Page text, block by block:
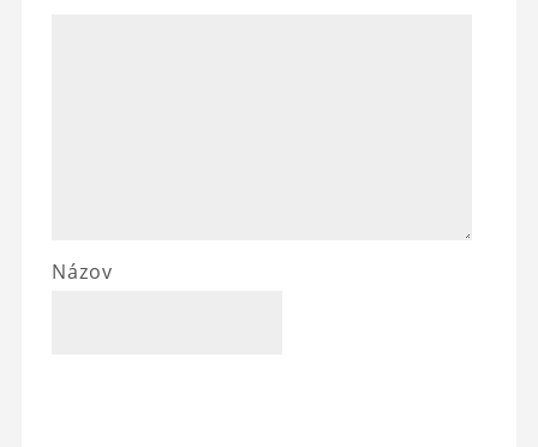
Názov